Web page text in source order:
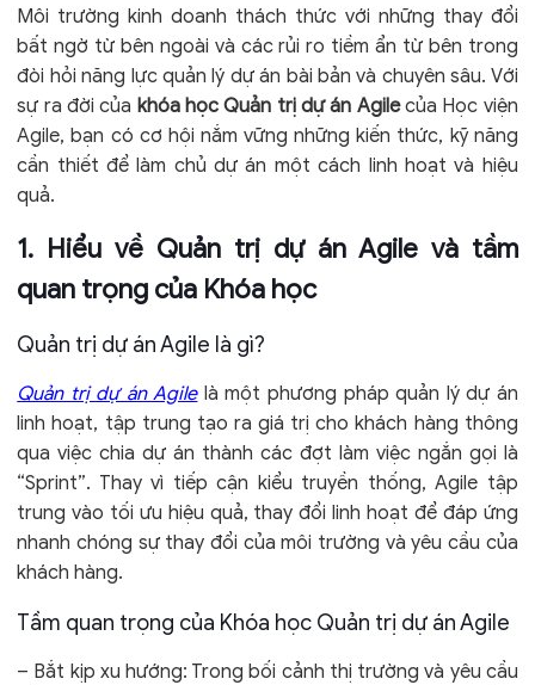
Môi trường kinh doanh thách thức với những thay đổi
bất ngờ từ bên ngoài và các rủi ro tiềm ẩn từ bên trong
đòi hỏi năng lực quản lý dự án bài bản và chuyên sâu. Với
sự ra đời của khóa học Quản trị dự án Agilecủa Học viện
Agile, bạn có cơ hội nắm vững những kiến thức, kỹ năng
cần thiết để làm chủ dự án một cách linh hoạt và hiệu
quả.
1. Hiểu về Quản trị dự án Agile và tầm
quan trọng của Khóa học
Quản trị dự án Agile là gì?
Quản trị dự án Agilelà một phương pháp quản lý dự án
linh hoạt, tập trung tạo ra giá trị cho khách hàng thông
qua việc chia dự án thành các đợt làm việc ngắn gọi là
“Sprint”. Thay vì tiếp cận kiểu truyền thống, Agile tập
trung vào tối ưu hiệu quả, thay đổi linh hoạt để đáp ứng
nhanh chóng sự thay đổi của môi trường và yêu cầu của
khách hàng.
Tầm quan trọng của Khóa học Quản trị dự án Agile
– Bắt kịp xu hướng: Trong bối cảnh thị trường và yêu cầu